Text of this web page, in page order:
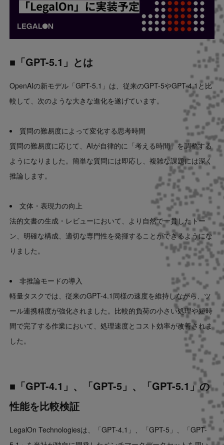
■「GPT-5.1」とは
OpenAIの新モデル「GPT-5.1」は、従来のGPT-5やGPT-4.1と比
較して、次のような大きな進化を遂げています。
質問の難易度によって変化する思考時間
質問の難易度に応じて、AIが自律的に「考える時間」を調整する
ようになりました。簡単な質問には即応し、複雑な課題には深く
推論します。
文体・表現力の向上
法的文書の生成・レビューにおいて、より自然で一貫したトー
ン、明確な構成、適切な専門性を発揮することができるようにな
りました。
非推論モードの導入
軽量タスクでは、従来のGPT-4.1同様の速度を維持しながら、ツ
ール連携精度が強化されました。比較的負荷の小さい処理や短時
間で完了する作業において、処理速度とコスト効率が改善されま
した。
■「GPT-4.1」、「GPT-5」、「GPT-5.1」の
性能を比較検証
LegalOn Technologiesは、「GPT-4.1」、「GPT-5」、「GPT-